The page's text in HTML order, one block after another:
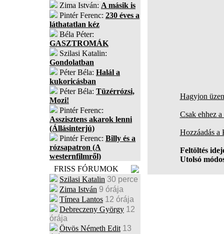
Zima István: A másik is
Pintér Ferenc: 230 éves a
láthatatlan kéz
Béla Péter:
GASZTROMÁK
Szilasi Katalin:
Gondolatban
Péter Béla: Halál a
kukoricásban
Péter Béla: Tüzérrózsi,
Mozi!
Pintér Ferenc:
Asszisztens akarok lenni
(Állásinterjú)
Pintér Ferenc: Billy és a
rózsapatron (A
westernfilmről)
FRISS FÓRUMOK
Szilasi Katalin 30 perce
Zima István 9 órája
Tímea Lantos 12 órája
Debreczeny György 12
órája
Ötvös Németh Edit 13
Hagyjon
Csak ehhez
Hozzáadás
Feltöltés
Utolsó